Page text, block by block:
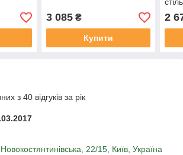
3 085₴
Купити
2
з 40 відгуків за рік
22/15, Київ, Україна